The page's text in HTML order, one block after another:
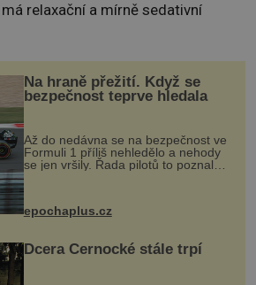
relaxační a mírně sedativní
Na hraně přežití. Když se
bezpečnost teprve hledala
Až do nedávna se na bezpečnost ve
Formuli 1 příliš nehledělo a nehody
se jen vršily. Řada pilotů to poznala
na vlastní kůži, často s trvalými
následky nebo bohužel i ztrátou
života. Dnes nepochopiteln...
epochaplus.cz
Dcera Černocké stále trpí